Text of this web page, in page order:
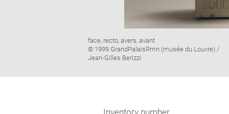
Image
caption:
face, recto, avers, avant
© 1999 GrandPalaisRmn (musée du Louvre) /
Jean-Gilles Berizzi